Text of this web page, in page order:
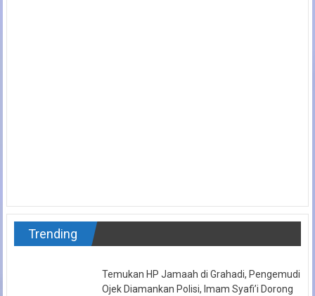
Trending
Temukan HP Jamaah di Grahadi, Pengemudi
Ojek Diamankan Polisi, Imam Syafi’i Dorong